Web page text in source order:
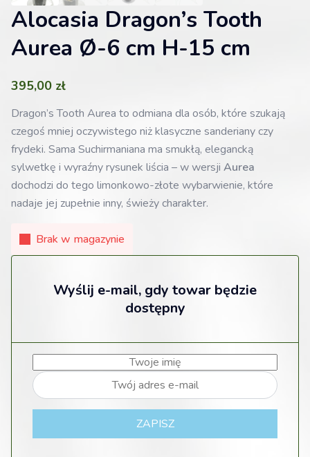
Alocasia Dragon’s Tooth
Aurea Ø-6 cm H-15 cm
395,00 zł
Dragon’s Tooth Aurea to odmiana dla osób, które szukają
czegoś mniej oczywistego niż klasyczne sanderiany czy
frydeki. Sama Suchirmaniana ma smukłą, elegancką
sylwetkę i wyraźny rysunek liścia – w wersji Aurea
dochodzi do tego limonkowo-złote wybarwienie, które
nadaje jej zupełnie inny, świeży charakter.
Brak w magazynie
Wyślij e-mail, gdy towar będzie
dostępny
ZAPISZ